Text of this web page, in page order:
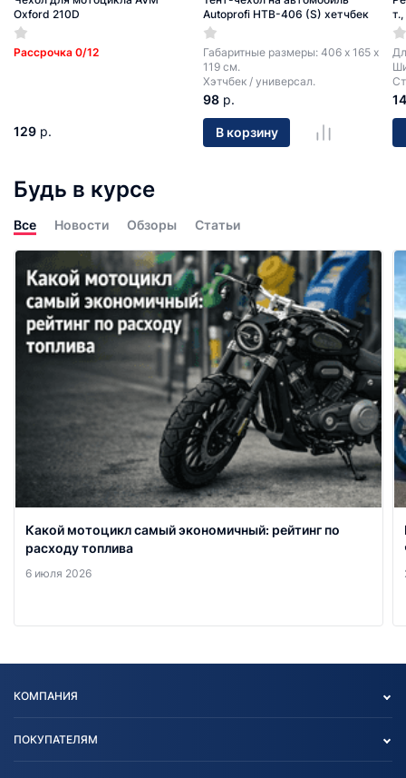
Oxford 210D
Рассрочка 0/12
129 р.
Autoprofi HTB-406 (S) хетчбек
Габаритные размеры: 406 х 165 х
119 см.
Хэтчбек / универсал.
98 р.
В корзину
14
Будь в курсе
Все Новости Обзоры Статьи
Какой мотоцикл самый экономичный: рейтинг по
расходу топлива
6 июля 2026
КОМПАНИЯ
ПОКУПАТЕЛЯМ